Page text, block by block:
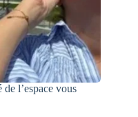
l’espace vous